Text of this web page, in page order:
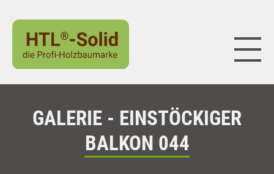
GALERIE - EINSTÖCKIGER
BALKON 044